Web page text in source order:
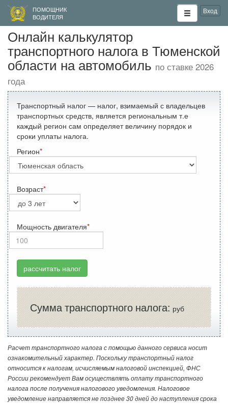
ПОМОЩНИК
ВОДИТЕЛЯ
Вход
Онлайн калькулятор
транспортного налога в Тюменской
области на автомобиль по ставке 2026
года
Транспортный налог — налог, взимаемый с владельцев
транспортных средств, является региональным т.е
каждый регион сам определяет величину порядок и
сроки уплаты налога.
Регион
Возраст
Мощность двигателя
рассчитать налог
Сумма транспортного налога:руб
Расчет транспортного налога с помощью данного сервиса носит
ознакомительный характер. Поскольку транспортный налог
относится к налогам, исчисляемым налоговой инспекцией, ФНС
России рекомендует Вам осуществлять оплату транспортного
налога после получения налогового уведомления. Налоговое
уведомление направляется не позднее 30 дней до наступления срока